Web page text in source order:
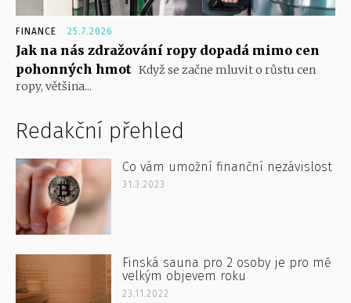
FINANCE 25.7.2026
Jak na nás zdražování ropy dopadá mimo cen
pohonných hmot Když se začne mluvit o růstu cen
ropy, většina...
Redakční přehled
Co vám umožní finanční nezávislost
31.3.2023
Finská sauna pro 2 osoby je pro mě
velkým objevem roku
23.11.2022